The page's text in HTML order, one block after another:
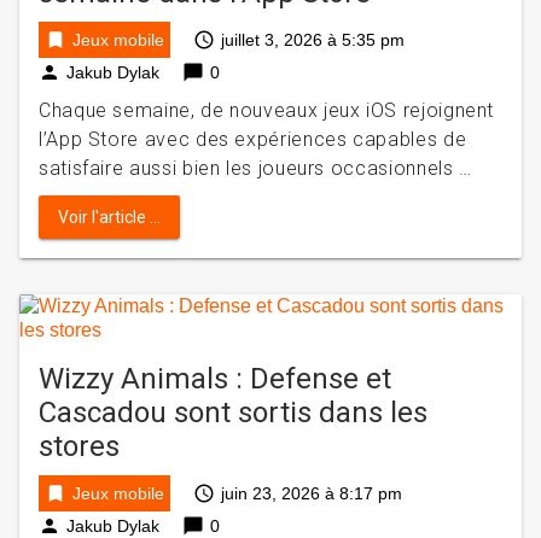
bookmark Jeux mobile access_time juillet 3, 2026 à 5:35 pm
person Jakub Dylak chat_bubble 0
Chaque semaine, de nouveaux jeux iOS rejoignent
l’App Store avec des expériences capables de
satisfaire aussi bien les joueurs occasionnels …
Voir l'article ...
Wizzy Animals : Defense et
Cascadou sont sortis dans les
stores
bookmark Jeux mobile access_time juin 23, 2026 à 8:17 pm
person Jakub Dylak chat_bubble 0